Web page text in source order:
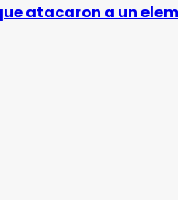
atacaron a un